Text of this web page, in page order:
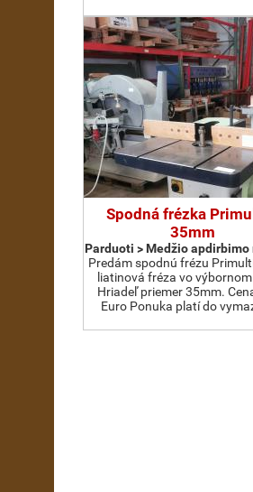
Spodná frézka
35mm
Parduoti > Medžio apdirbimo
Predám spodnú frézu
liatinová fréza vo
Hriadeľ priemer 35mm.
Euro Ponuka platí do